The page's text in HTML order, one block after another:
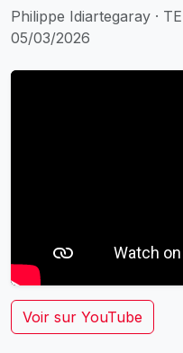
Philippe Idiartegaray ·
05/03/2026
Voir sur YouTube